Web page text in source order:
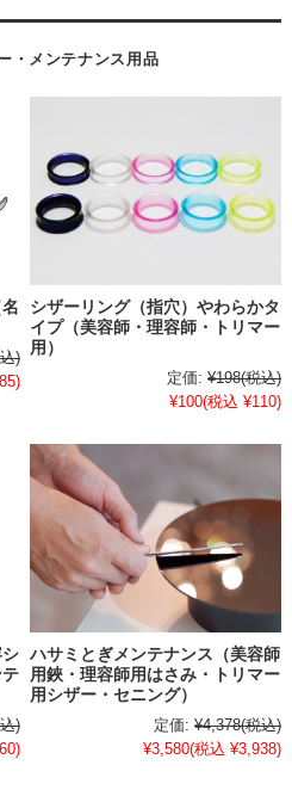
・メンテナンス用品
)
シザーリング（指穴）やわらかタ
イプ（美容師・理容師・トリマー
用）
定価: ¥198(税込)
¥100(税込 ¥110)
)
ハサミとぎメンテナンス（美容師
用鋏・理容師用はさみ・トリマー
用シザー・セニング）
定価: ¥4,378(税込)
¥3,580(税込 ¥3,938)